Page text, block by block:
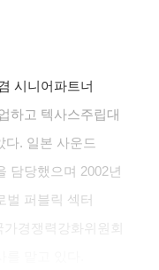
시니어파트너
하고 텍사스주립대
다. 일본 사운드
담당했으며 2002년
벌 퍼블릭 섹터
가경쟁력강화위원회